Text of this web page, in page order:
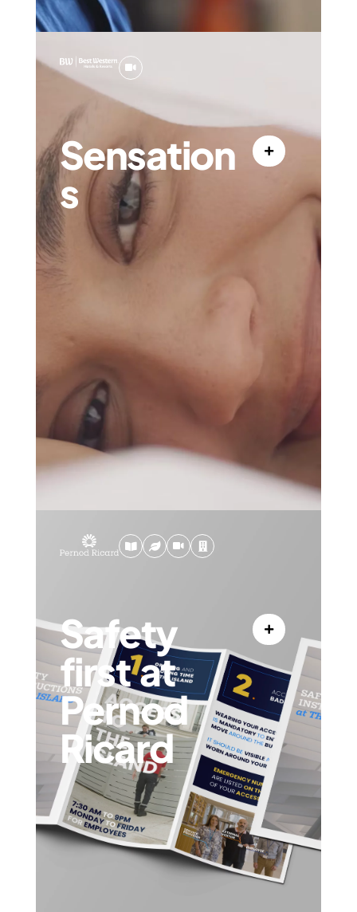
Sensation
s
Safety
first at
Pernod
Ricard